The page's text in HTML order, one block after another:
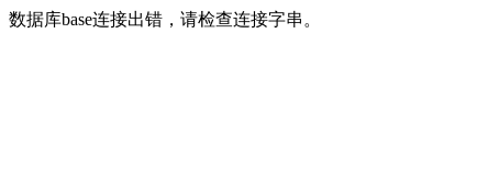
数据库base连接出错，请检查连接字串。